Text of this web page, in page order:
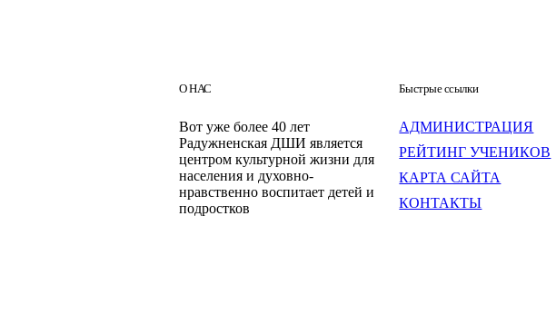
О НАС
Вот уже более 40 лет
Радужненская ДШИ является
центром культурной жизни для
населения и духовно-
нравственно воспитает детей и
подростков
Быстрые ссылки
АДМИНИСТРАЦИЯ
РЕЙТИНГ УЧЕНИКОВ
КАРТА САЙТА
КОНТАКТЫ